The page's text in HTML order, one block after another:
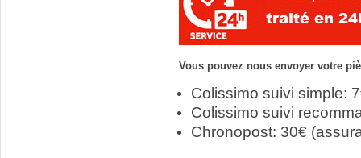
Vous pouvez nous envoyer votre
Colissimo suivi simple:
Colissimo suivi
Chronopost: 30€